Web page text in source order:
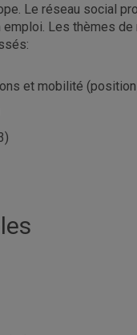
Le réseau social
Les thèmes
et mobilité